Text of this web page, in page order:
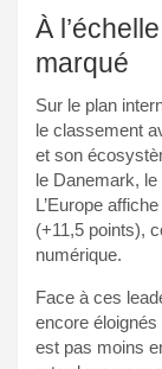
À
marqué
Sur le plan
le classement
et son
le Danemark,
L’Europe
(+11,5 points),
numérique.
Face à ces
encore éloignés
est pas moins